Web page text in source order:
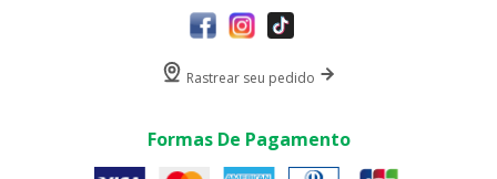
Rastrear seu pedido
Formas De Pagamento